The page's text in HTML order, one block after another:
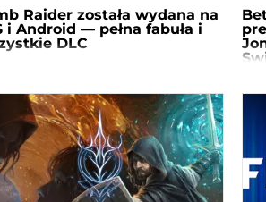
Raider została wydana na
i Android — pełna fabuła i
DLC